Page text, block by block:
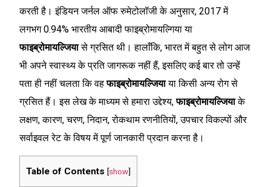
करती है। इंडियन जर्नल ऑफ रुमेटोलॉजी के अनुसार, 2017 में
लगभग 0.94% भारतीय आबादी फाइब्रोमायल्गिया या
फाइब्रोमायल्जियासे ग्रसित थी। हालाँकि, भारत में बहुत से लोग आज
भी अपने स्वास्थ्य के प्रति जागरूक नहीं हैं, इसलिए कई बार तो उन्हें
पता ही नहीं चलता कि वहफाइब्रोमायल्जियाया किसी अन्य रोग से
ग्रसित हैं। इस लेख के माध्यम से हमारा उद्देश्य,फाइब्रोमायल्जियाके
लक्षण, कारण, चरण, निदान, रोकथाम रणनीतियों, उपचार विकल्पों और
सर्वाइवल रेट के विषय में पूर्ण जानकारी प्रदान करना है।
Table of Contents [show]